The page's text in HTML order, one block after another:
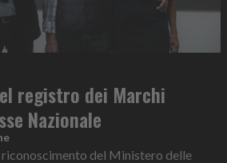
registro dei Marchi
Nazionale
riconoscimento del Ministero delle